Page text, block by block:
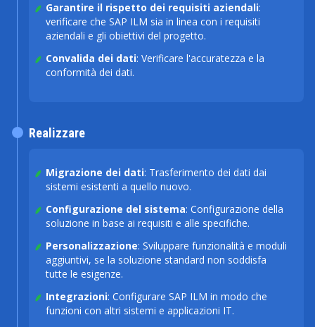
Garantire il rispetto dei requisiti aziendali:
verificare che SAP ILM sia in linea con i requisiti
aziendali e gli obiettivi del progetto.
Convalida dei dati: Verificare l'accuratezza e la
conformità dei dati.
Migrazione dei dati: Trasferimento dei dati dai
sistemi esistenti a quello nuovo.
Configurazione del sistema: Configurazione della
soluzione in base ai requisiti e alle specifiche.
Personalizzazione: Sviluppare funzionalità e moduli
aggiuntivi, se la soluzione standard non soddisfa
tutte le esigenze.
Integrazioni: Configurare SAP ILM in modo che
funzioni con altri sistemi e applicazioni IT.
Realizzare